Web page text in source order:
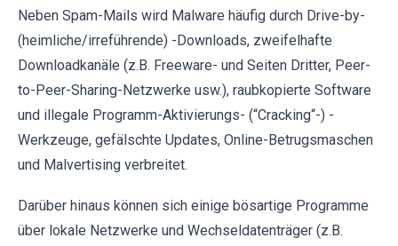
Neben Spam-Mails wird Malware häufig durch Drive-by-
(heimliche/irreführende) -Downloads, zweifelhafte
Downloadkanäle (z.B. Freeware- und Seiten Dritter, Peer-
to-Peer-Sharing-Netzwerke usw.), raubkopierte Software
und illegale Programm-Aktivierungs- (“Cracking“-) -
Werkzeuge, gefälschte Updates, Online-Betrugsmaschen
und Malvertising verbreitet.
Darüber hinaus können sich einige bösartige Programme
über lokale Netzwerke und Wechseldatenträger (z.B.